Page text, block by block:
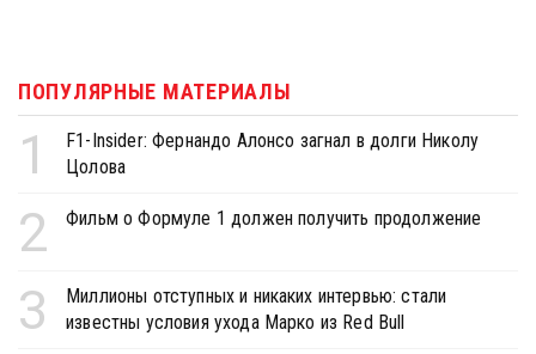
ПОПУЛЯРНЫЕ МАТЕРИАЛЫ
1
F1-Insider: Фернандо Алонсо загнал в долги Николу
Цолова
2 Фильм о Формуле 1 должен получить продолжение
3
Миллионы отступных и никаких интервью: стали
известны условия ухода Марко из Red Bull